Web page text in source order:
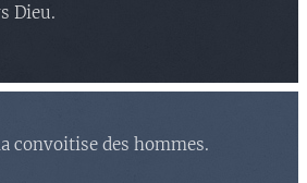
Dieu.
convoitise des hommes.